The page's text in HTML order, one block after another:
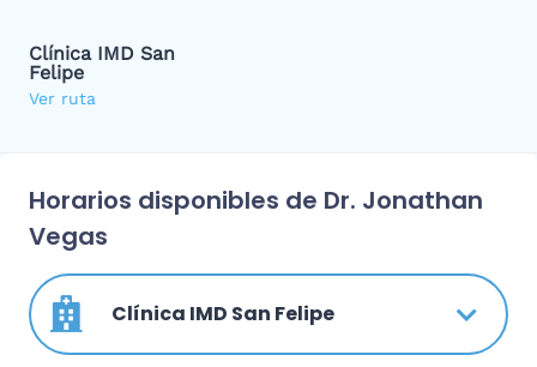
Clínica IMD San
Felipe
Ver ruta
Horarios disponibles de Dr. Jonathan
Vegas
Clínica IMD San Felipe